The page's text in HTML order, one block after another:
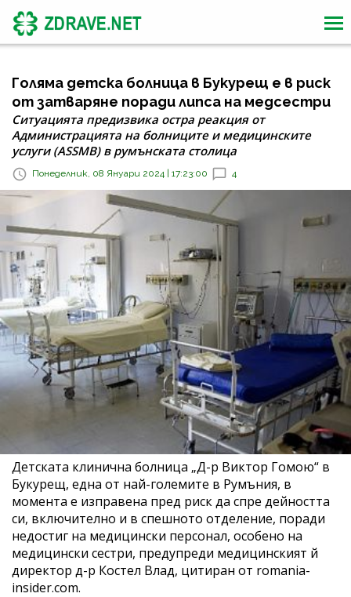
Голяма детска болница в Букурещ е в риск
от затваряне поради липса на медсестри
Ситуацията предизвика остра реакция от
Администрацията на болниците и медицинските
услуги (ASSMB) в румънската столица
Понеделник, 08 Януари 2024 | 17:23:00 4
Детската клинична болница „Д-р Виктор Гомою“ в
Букурещ, една от най-големите в Румъния, в
момента е изправена пред риск да спре дейността
си, включително и в спешното отделение, поради
недостиг на медицински персонал, особено на
медицински сестри, предупреди медицинският й
директор д-р Костел Влад, цитиран от romania-
insider.com.